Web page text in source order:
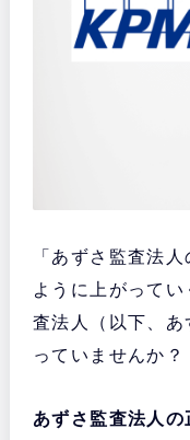
「あずさ監査法
ように上がって
査法人（以下、
っていませんか？
あずさ監査法人